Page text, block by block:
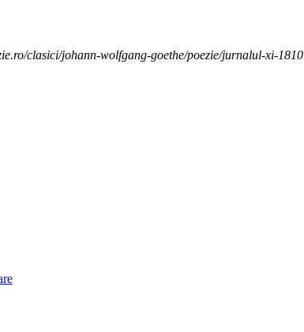
clasici/johann-wolfgang-goethe/poezie/jurnalul-xi-1810